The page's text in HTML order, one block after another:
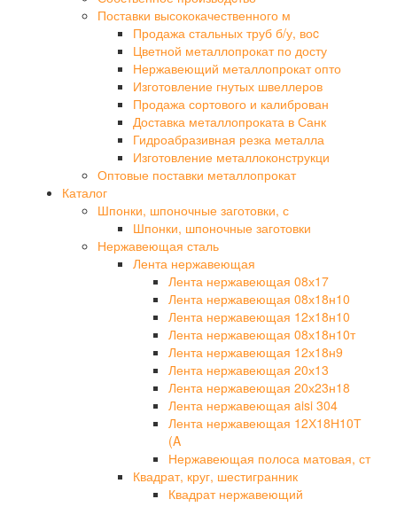
Поставки высококачественного м
Продажа стальных труб б/у, воc
Цветной металлопрокат по досту
Нержавеющий металлопрокат опто
Изготовление гнутых швеллеров
Продажа сортового и калиброван
Доставка металлопроката в Санк
Гидроабразивная резка металла
Изготовление металлоконструкци
Оптовые поставки металлопрокат
Каталог
Шпонки, шпоночные заготовки, с
Шпонки, шпоночные заготовки
Нержавеющая сталь
Лента нержавеющая
Лента нержавеющая 08х17
Лента нержавеющая 08х18н10
Лента нержавеющая 12х18н10
Лента нержавеющая 08х18н10т
Лента нержавеющая 12х18н9
Лента нержавеющая 20х13
Лента нержавеющая 20х23н18
Лента нержавеющая aisi 304
Лента нержавеющая 12Х18Н10Т
(A
Нержавеющая полоса матовая, ст
Квадрат, круг, шестигранник
Квадрат нержавеющий